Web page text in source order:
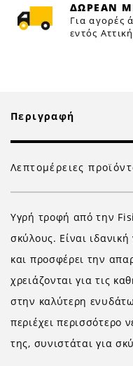
ΔΩΡΕΑΝ
Για αγορές
εντός
Περιγραφή
Λεπτομέρειες
Υγρή τροφή από την
σκύλους. Είναι
και προσφέρει την
χρειάζονται για τις
στην καλύτερη
περιέχει περισσότερο
της, συνιστάται για